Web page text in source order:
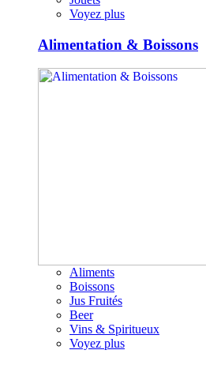
Voyez plus
Alimentation & Boissons
Aliments
Boissons
Jus Fruités
Beer
Vins & Spiritueux
Voyez plus